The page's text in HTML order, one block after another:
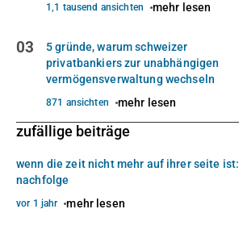
1,1 tausend ansichten mehr lesen
03
5 gründe, warum schweizer
privatbankiers zur unabhängigen
vermögensverwaltung wechseln
871 ansichten mehr lesen
zufällige beiträge
wenn die zeit nicht mehr auf ihrer seite ist:
nachfolge
vor 1 jahr mehr lesen